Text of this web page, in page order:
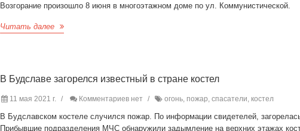
Возгорание произошло 8 июня в многоэтажном доме по ул. Коммунистической.
Читать далее
В Будславе загорелся известный в стране костел
11 мая 2021 г. Комментариев нет огонь, пожар, спасатели, костел
В Будславском костеле случился пожар. По информации свидетелей,
Прибывшие подразделения МЧС обнаружили задымление на верхних этажах